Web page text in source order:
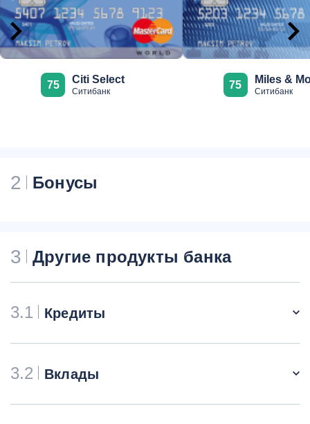
75 Citi Select
Ситибанк
75 Miles &
Ситибанк
2 Бонусы
3 Другие продукты банка
3.1 Кредиты
3.2 Вклады